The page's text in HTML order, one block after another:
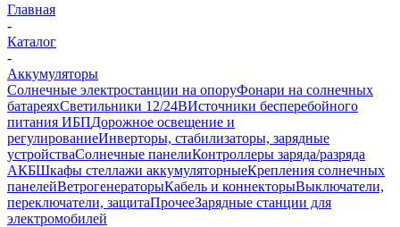
Главная
-
Каталог
-
Аккумуляторы
Солнечные электростанции на опоруФонари на солнечных
батареяхСветильники 12/24ВИсточники бесперебойного
питания ИБПДорожное освещение и
регулированиеИнверторы, стабилизаторы, зарядные
устройстваСолнечные панелиКонтроллеры заряда/разряда
АКБШкафы стеллажи аккумуляторныеКрепления солнечных
панелейВетрогенераторыКабель и коннекторыВыключатели,
переключатели, защитаПрочееЗарядные станции для
электромобилей